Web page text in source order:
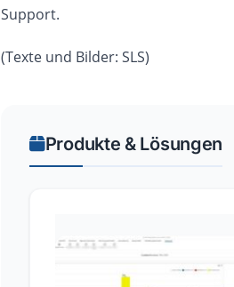
Support.
(Texte und Bilder: SLS)
Produkte & Lösungen